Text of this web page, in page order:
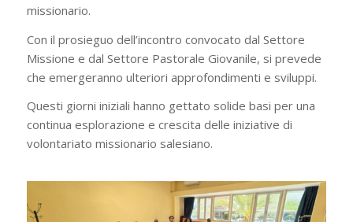
missionario.
Con il prosieguo dell’incontro convocato dal Settore
Missione e dal Settore Pastorale Giovanile, si prevede
che emergeranno ulteriori approfondimenti e sviluppi.
Questi giorni iniziali hanno gettato solide basi per una
continua esplorazione e crescita delle iniziative di
volontariato missionario salesiano.